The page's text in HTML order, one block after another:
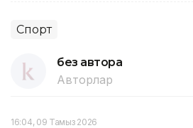
Спорт
без автора
Авторлар
16:04, 09 Тамыз 2026